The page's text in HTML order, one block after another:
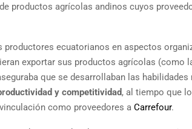
productos agrícolas andinos cuyos
productores ecuatorianos en aspectos
exportar sus productos agrícolas (como
que se desarrollaban las
y competitividad, al tiempo que
como proveedores a Carrefour.